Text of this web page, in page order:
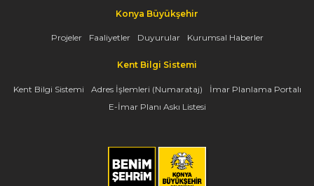
Konya Büyükşehir
Projeler Faaliyetler Duyurular Kurumsal Haberler
Kent Bilgi Sistemi
Kent Bilgi Sistemi Adres İşlemleri (Numarataj)
İmar Planlama Portalı
E-İmar Planı Askı Listesi